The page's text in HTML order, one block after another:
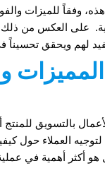
وفقاً للميزات
على العكس من ذلك ،
لهم ويحقق تحسيناً
بالتسويق
لتوجيه العملاء حول
هو أكثر أهمية في